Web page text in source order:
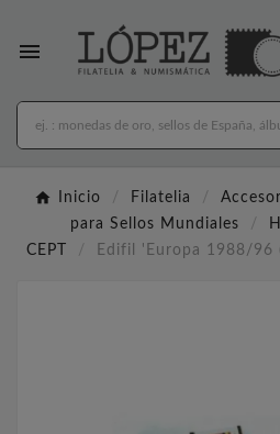

Inicio Filatelia
para Sellos Mundiales
CEPT
Edifil 'Europa 1988/96